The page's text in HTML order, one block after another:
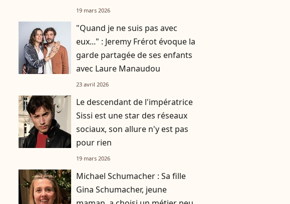
19 mars 2026
"Quand je ne suis pas avec
eux..." : Jeremy Frérot évoque la
garde partagée de ses enfants
avec Laure Manaudou
23 avril 2026
Le descendant de l'impératrice
Sissi est une star des réseaux
sociaux, son allure n'y est pas
pour rien
19 mars 2026
Michael Schumacher : Sa fille
Gina Schumacher, jeune